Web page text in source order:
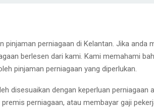
pinjaman perniagaan di Kelantan. Jika
berlesen dari kami. Kami memahami
pinjaman perniagaan yang diperlukan.
disesuaikan dengan keperluan
perniagaan, atau membayar gaji